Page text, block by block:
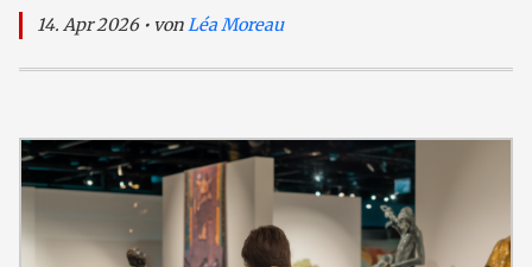
14. Apr 2026 • vonLéa Moreau